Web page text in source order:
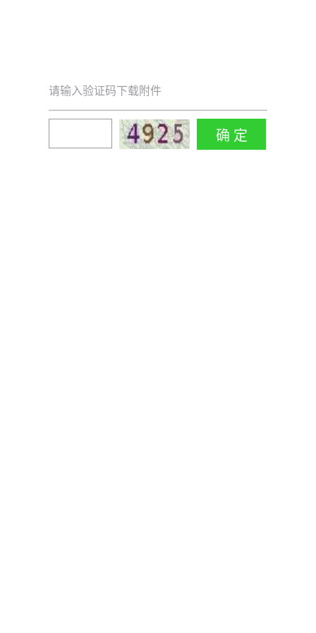
请输入验证码下载附件